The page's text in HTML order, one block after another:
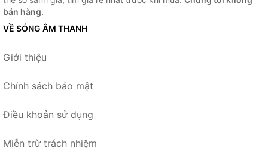
bán hàng.
VỀ SÓNG ÂM THANH
Giới thiệu
Chính sách bảo mật
Điều khoản sử dụng
Miễn trừ trách nhiệm